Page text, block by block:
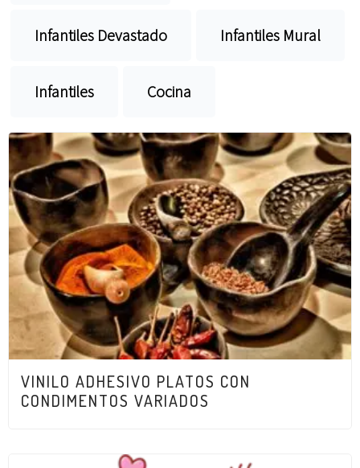
Infantiles Devastado Infantiles Mural
Infantiles Cocina
VINILO ADHESIVO PLATOS CON
CONDIMENTOS VARIADOS